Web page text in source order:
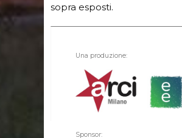
sopra esposti.
Una produzione:
Sponsor: